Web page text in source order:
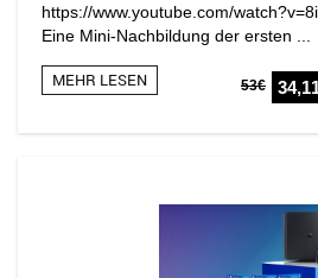
https://www.youtube.com/
Eine Mini-Nachbildung der ersten ...
MEHR LESEN 53€